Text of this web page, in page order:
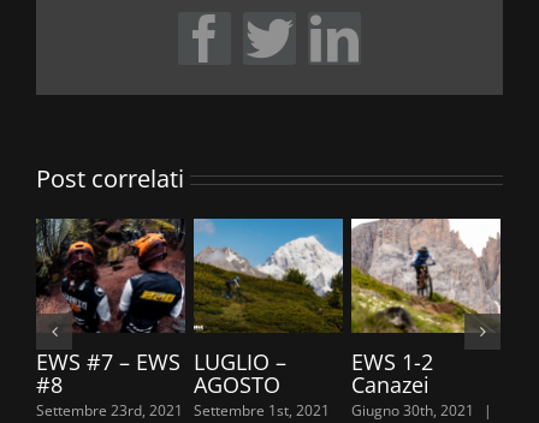
Facebook
TwitterLinkedIn
Post correlati
EWS #7 – EWS
#8
Settembre 23rd, 2021
LUGLIO –
AGOSTO
Settembre 1st, 2021
EWS 1-2
Canazei
Giugno 30th, 2021
|